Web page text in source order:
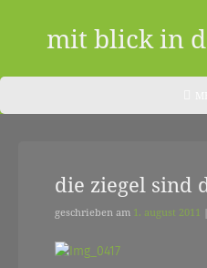
mit blick in
blog
dem
odenwald
die ziegel sind
geschrieben am 1. august 2011 |